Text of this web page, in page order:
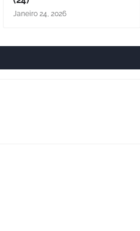
Janeiro 24, 2026